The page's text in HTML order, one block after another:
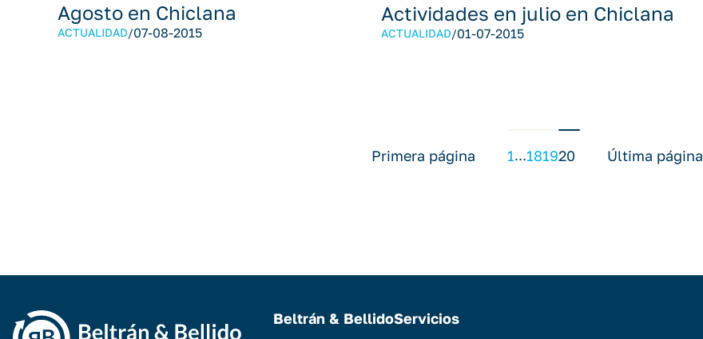
Agosto en Chiclana
ACTUALIDAD/07-08-2015
Actividades en julio en Chiclana
ACTUALIDAD/01-07-2015
Primera página 1…181920 Última página
Beltrán & BellidoServicios